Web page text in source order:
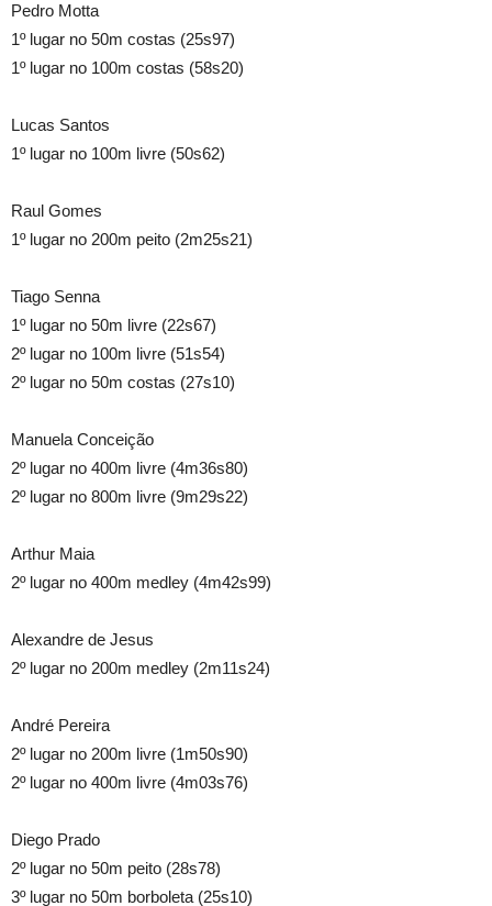
Pedro Motta
1º lugar no 50m costas (25s97)
1º lugar no 100m costas (58s20)
Lucas Santos
1º lugar no 100m livre (50s62)
Raul Gomes
1º lugar no 200m peito (2m25s21)
Tiago Senna
1º lugar no 50m livre (22s67)
2º lugar no 100m livre (51s54)
2º lugar no 50m costas (27s10)
Manuela Conceição
2º lugar no 400m livre (4m36s80)
2º lugar no 800m livre (9m29s22)
Arthur Maia
2º lugar no 400m medley (4m42s99)
Alexandre de Jesus
2º lugar no 200m medley (2m11s24)
André Pereira
2º lugar no 200m livre (1m50s90)
2º lugar no 400m livre (4m03s76)
Diego Prado
2º lugar no 50m peito (28s78)
3º lugar no 50m borboleta (25s10)